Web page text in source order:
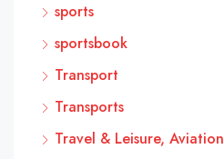
sports
sportsbook
Transport
Transports
Travel & Leisure, Aviation